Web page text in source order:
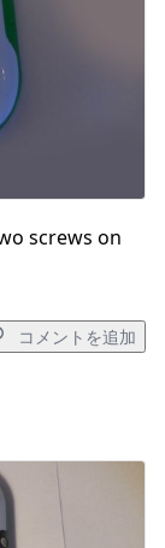
screws on
コメントを追加